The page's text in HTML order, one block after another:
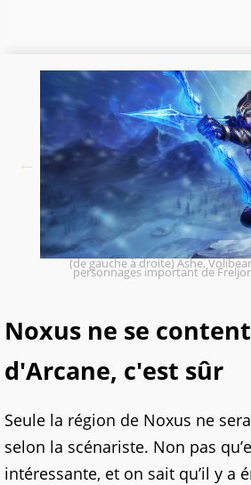
(de gauche à droite) Ashe,
personnages important de
Noxus ne se
d'Arcane, c'est sûr
Seule la région de Noxus ne
selon la scénariste. Non pas
intéressante, et on sait qu’il y a